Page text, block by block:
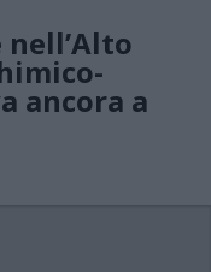
nell’Alto
ancora a